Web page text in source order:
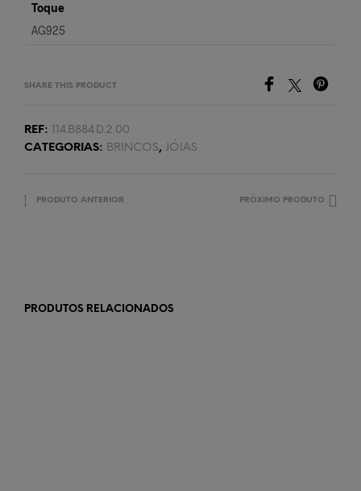
Toque
AG925
SHARE THIS PRODUCT
REF: 114.B884.D.2.00
CATEGORIAS: BRINCOS, JÓIAS
PRODUTO ANTERIOR PRÓXIMO PRODUTO
PRODUTOS RELACIONADOS